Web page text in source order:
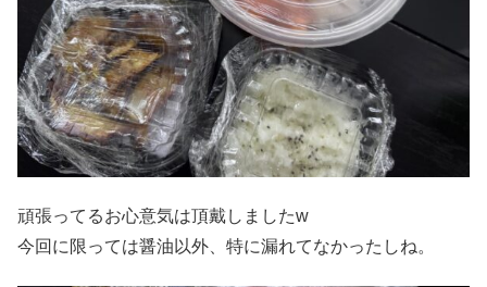
頑張ってるお心意気は頂戴しましたw
今回に限っては醤油以外、特に漏れてなかったしね。